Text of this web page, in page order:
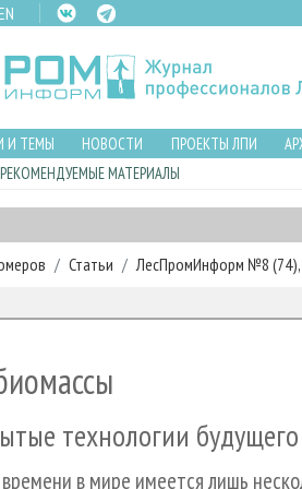
И ТЕМЫ НОВОСТИ ПРОЕКТЫ ЛПИ
РЕКОМЕНДУЕМЫЕ МАТЕРИАЛЫ
Статьи ЛесПромИнформ №8 (74),
технологии будущего
в мире имеется лишь